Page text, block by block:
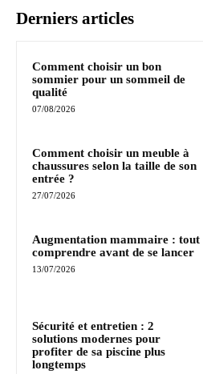
Derniers articles
Comment choisir un bon
sommier pour un sommeil de
qualité
07/08/2026
Comment choisir un meuble à
chaussures selon la taille de son
entrée ?
27/07/2026
Augmentation mammaire : tout
comprendre avant de se lancer
13/07/2026
Sécurité et entretien : 2
solutions modernes pour
profiter de sa piscine plus
longtemps